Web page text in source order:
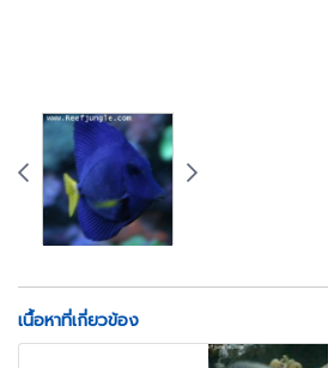
เนื้อหาที่เกี่ยวข้อง